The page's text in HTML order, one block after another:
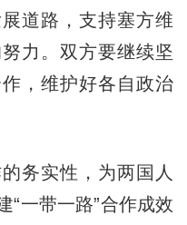
道路，支持塞方维
力。双方要继续坚
，维护好各自政治
实性，为两国人
“一带一路”合作成效